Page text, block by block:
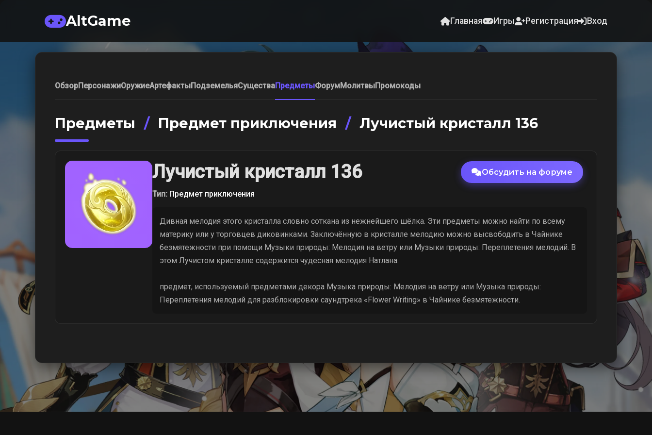
AltGame Главная Игры Регистрация Вход
ОбзорПерсонажиОружиеАртефактыПодземельяСуществаПредметыФорумМолитвыПромокоды
Предметы / Предмет приключения / Лучистый кристалл 136
Лучистый кристалл 136 Обсудить на форуме
Тип: Предмет приключения
Дивная мелодия этого кристалла словно соткана из нежнейшего шёлка. Эти предметы можно найти по всему
материку или у торговцев диковинками. Заключённую в кристалле мелодию можно высвободить в Чайнике
безмятежности при помощи Музыки природы: Мелодия на ветру или Музыки природы: Переплетения мелодий. В
этом Лучистом кристалле содержится чудесная мелодия Натлана.
предмет, используемый предметами декора Музыка природы: Мелодия на ветру или Музыка природы:
Переплетения мелодий для разблокировки саундтрека «Flower Writing» в Чайнике безмятежности.